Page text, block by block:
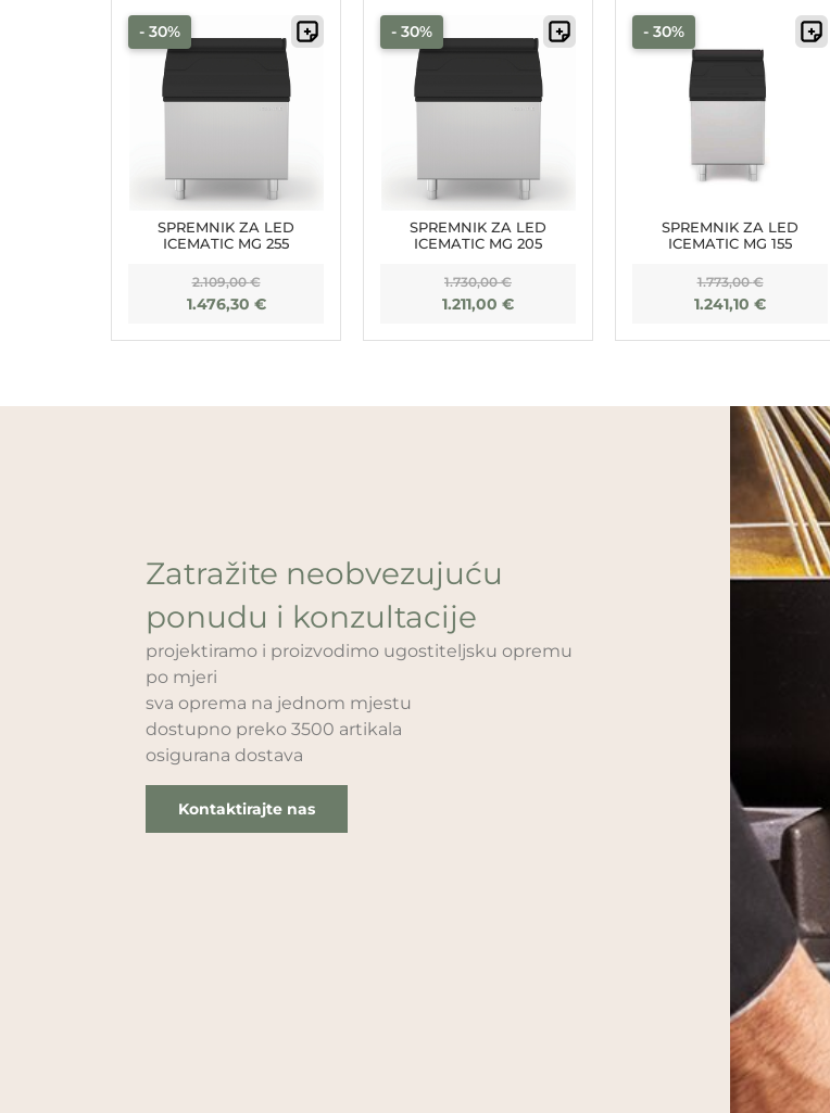
- 30%
SPREMNIK ZA LED
ICEMATIC MG 255
2.109,00€
1.476,30 €
- 30%
SPREMNIK ZA LED
ICEMATIC MG 205
1.730,00€
1.211,00 €
- 30%
SPREMNIK ZA LED
ICEMATIC MG 155
1.773,00€
1.241,10 €
Zatražite neobvezujuću
ponudu i konzultacije
projektiramo i proizvodimo ugostiteljsku opremu
po mjeri
sva oprema na jednom mjestu
dostupno preko 3500 artikala
osigurana dostava
Kontaktirajte nas